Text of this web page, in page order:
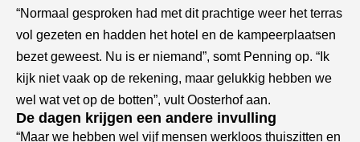
“Normaal gesproken had met dit prachtige weer het terras
vol gezeten en hadden het hotel en de kampeerplaatsen
bezet geweest. Nu is er niemand”, somt Penning op. “Ik
kijk niet vaak op de rekening, maar gelukkig hebben we
wel wat vet op de botten”, vult Oosterhof aan.
De dagen krijgen een andere invulling
“Maar we hebben wel vijf mensen werkloos thuiszitten en